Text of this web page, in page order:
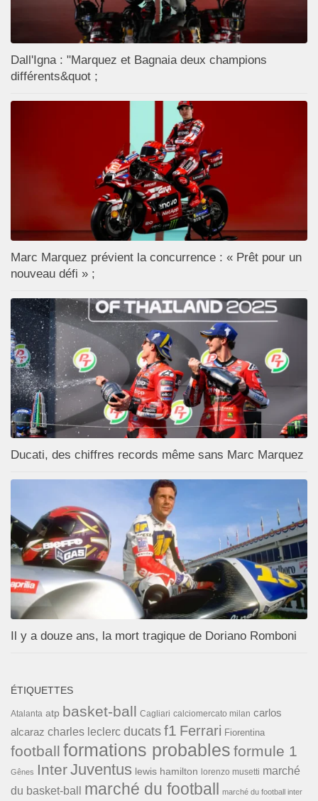
Dall'Igna : "Marquez et Bagnaia deux champions
différents&quot ;
Marc Marquez prévient la concurrence : « Prêt pour un
nouveau défi » ;
Ducati, des chiffres records même sans Marc Marquez
Il y a douze ans, la mort tragique de Doriano Romboni
ÉTIQUETTES
Atalanta atp basket-ball Cagliari calciomercato milan carlos
alcaraz charles leclerc ducats f1 Ferrari Fiorentina
football formations probables formule 1
Gênes InterJuventus lewis hamilton lorenzo musetti marché
du basket-ball
marché du football marché du football inter